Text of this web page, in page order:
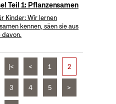
Teil 1: Pflanzensamen
Kinder: Wir lernen
kennen, säen sie aus
davon.
|< < 1 2
3 4 5 >